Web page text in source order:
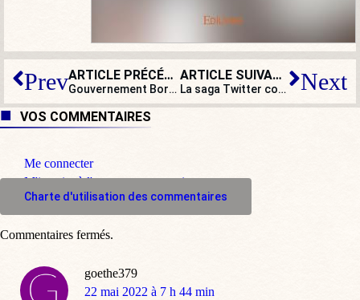
Prev ARTICLE PRÉCÉDENT
Gouvernement Borne : 110 nuances de gauche, sauf une
ARTICLE SUIVANT
La saga Twitter continue : entre faux comptes et « conversion » d’Elon Musk Next
VOS COMMENTAIRES
Me connecter
M'inscrire à l'espace commentaire
Charte d'utilisation des commentaires
goethe379
dit
22 mai 2022 à 7 h 44 min
Commentaires fermés.